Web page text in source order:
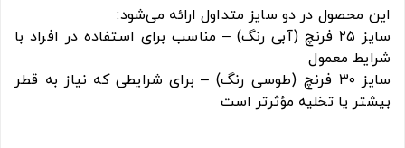
این محصول در دو سایز متداول ارائه می‌شود:
سایز ۲۵ فرنچ (آبی رنگ) – مناسب برای استفاده در افراد با
شرایط معمول
سایز ۳۰ فرنچ (طوسی رنگ) – برای شرایطی که نیاز به قطر
بیشتر یا تخلیه مؤثرتر است